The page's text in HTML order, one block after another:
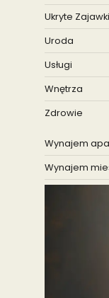
Ukryte Zajawki
Uroda
Usługi
Wnętrza
Zdrowie
Wynajem
Wynajem